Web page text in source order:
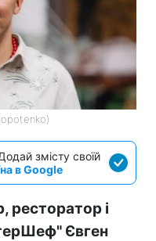
змісту своїй
в Google
ресторатор і
Євген